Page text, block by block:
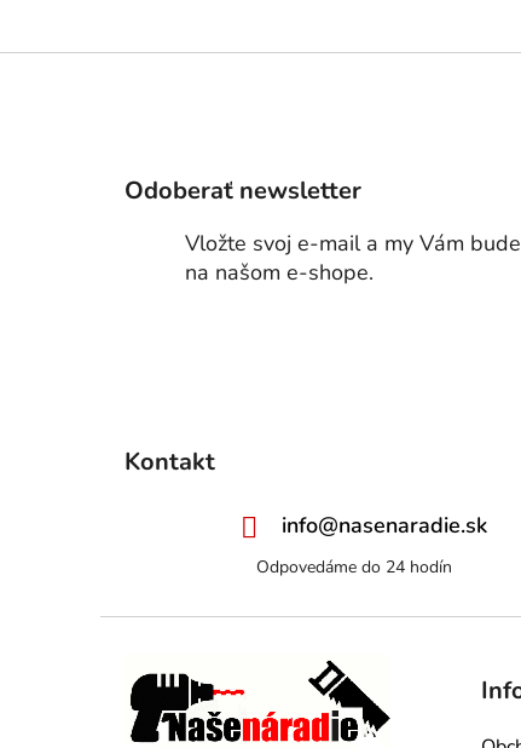
Odoberať newsletter
Vložte svoj e-mail a my Vám
na našom e-shope.
Kontakt
info@nasenaradie.sk